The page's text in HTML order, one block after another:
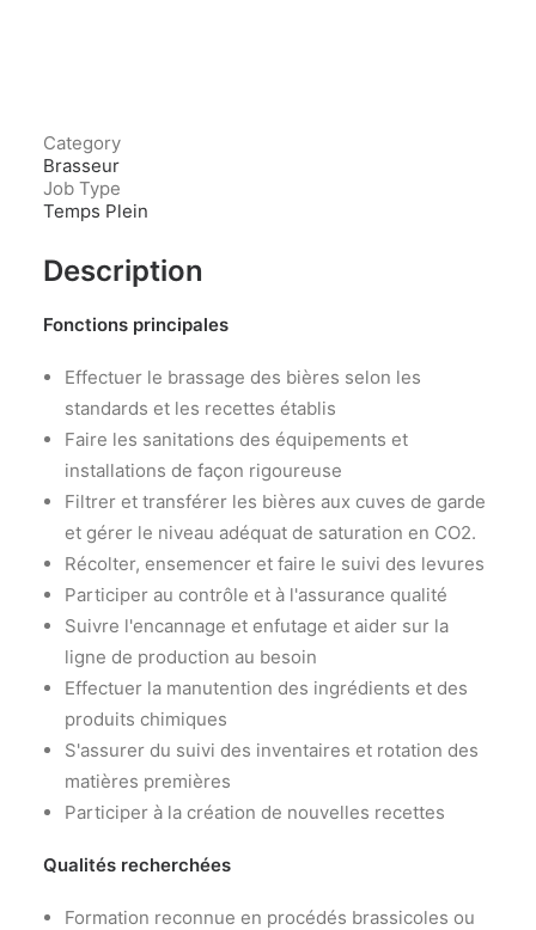
Category
Brasseur
Job Type
Temps Plein
Description
Fonctions principales
Effectuer le brassage des bières selon les
standards et les recettes établis
Faire les sanitations des équipements et
installations de façon rigoureuse
Filtrer et transférer les bières aux cuves de garde
et gérer le niveau adéquat de saturation en CO2.
Récolter, ensemencer et faire le suivi des levures
Participer au contrôle et à l'assurance qualité
Suivre l'encannage et enfutage et aider sur la
ligne de production au besoin
Effectuer la manutention des ingrédients et des
produits chimiques
S'assurer du suivi des inventaires et rotation des
matières premières
Participer à la création de nouvelles recettes
Qualités recherchées
Formation reconnue en procédés brassicoles ou